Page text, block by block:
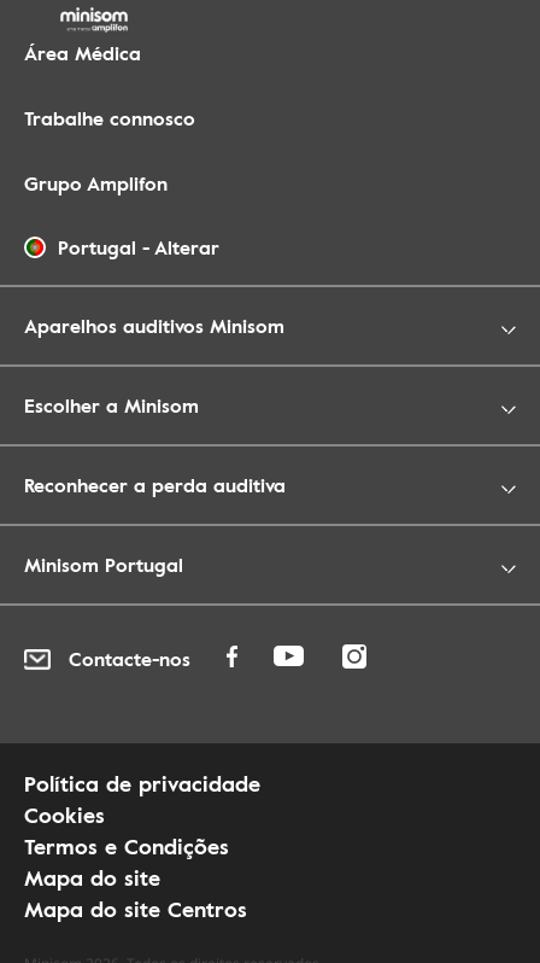
Área Médica
Trabalhe connosco
Grupo Amplifon
Portugal -Alterar
Aparelhos auditivos Minisom
Escolher a Minisom
Reconhecer a perda auditiva
Minisom Portugal
Contacte-nos
Política de privacidade
Cookies
Termos e Condições
Mapa do site
Mapa do site Centros